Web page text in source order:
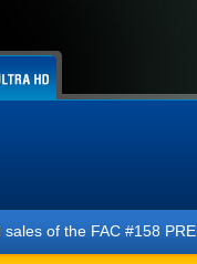
FAC #158